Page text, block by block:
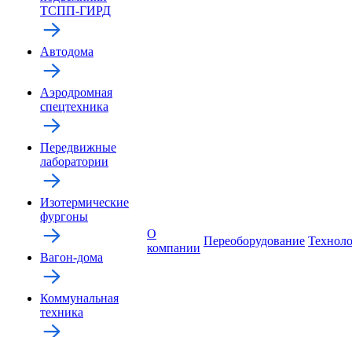
ТСПП-ГИРД
Автодома
Аэродромная
спецтехника
Передвижные
лаборатории
Изотермические
фургоны
Вагон-дома
Коммунальная
техника
О
компании
Переоборудование